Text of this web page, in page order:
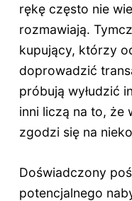
rękę często nie
rozmawiają.
kupujący, którzy
doprowadzić
próbują wyłudzić
inni liczą na to, że
zgodzi się na
Doświadczony
potencjalnego